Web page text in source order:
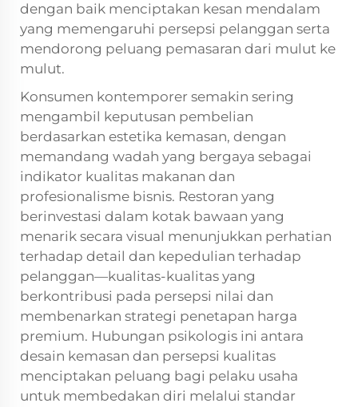
dengan baik menciptakan kesan mendalam
yang memengaruhi persepsi pelanggan serta
mendorong peluang pemasaran dari mulut ke
mulut.
Konsumen kontemporer semakin sering
mengambil keputusan pembelian
berdasarkan estetika kemasan, dengan
memandang wadah yang bergaya sebagai
indikator kualitas makanan dan
profesionalisme bisnis. Restoran yang
berinvestasi dalam kotak bawaan yang
menarik secara visual menunjukkan perhatian
terhadap detail dan kepedulian terhadap
pelanggan—kualitas-kualitas yang
berkontribusi pada persepsi nilai dan
membenarkan strategi penetapan harga
premium. Hubungan psikologis ini antara
desain kemasan dan persepsi kualitas
menciptakan peluang bagi pelaku usaha
untuk membedakan diri melalui standar